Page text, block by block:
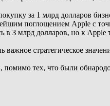
за 1 млрд долларов
поглощением Apple с
в 3 млрд долларов, но к Apple
важное стратегическое
тех, что были